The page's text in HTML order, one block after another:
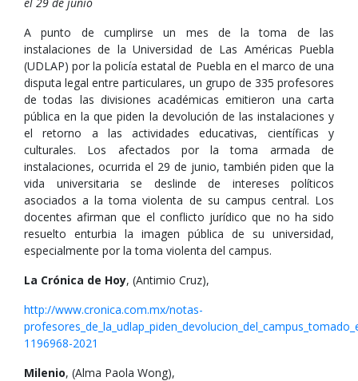
A punto de cumplirse un mes de la toma de las
instalaciones de la Universidad de Las Américas Puebla
(UDLAP) por la policía estatal de Puebla en el marco de una
disputa legal entre particulares, un grupo de 335 profesores
de todas las divisiones académicas emitieron una carta
pública en la que piden la devolución de las instalaciones y
el retorno a las actividades educativas, científicas y
culturales. Los afectados por la toma armada de
instalaciones, ocurrida el 29 de junio, también piden que la
vida universitaria se deslinde de intereses políticos
asociados a la toma violenta de su campus central. Los
docentes afirman que el conflicto jurídico que no ha sido
resuelto enturbia la imagen pública de su universidad,
especialmente por la toma violenta del campus.
La Crónica de Hoy, (Antimio Cruz),
http://www.cronica.com.mx/notas-
1196968-2021
Milenio, (Alma Paola Wong),